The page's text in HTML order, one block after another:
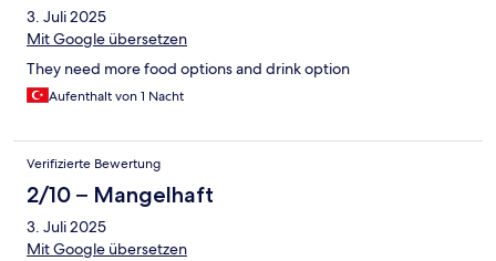
3. Juli 2025
Mit Google übersetzen
They need more food options and drink option
Aufenthalt von 1 Nacht
Verifizierte Bewertung
2/10 – Mangelhaft
3. Juli 2025
Mit Google übersetzen